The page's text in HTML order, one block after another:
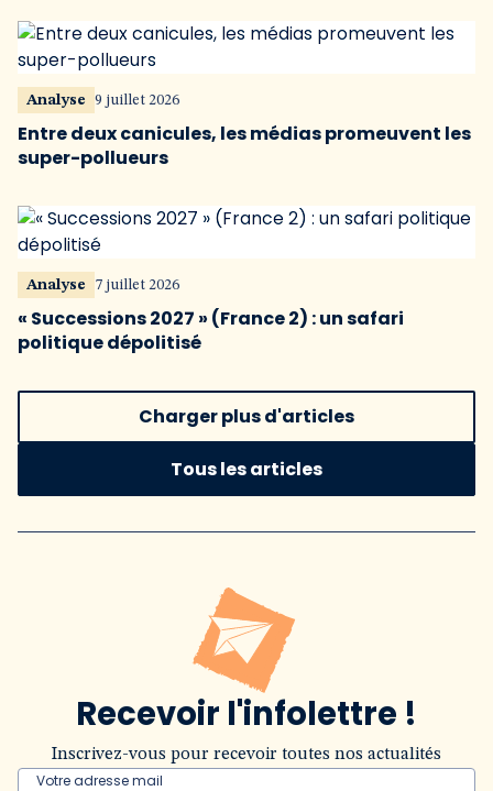
Analyse 9 juillet 2026
Entre deux canicules, les médias promeuvent les
super-pollueurs
Analyse 7 juillet 2026
« Successions 2027 » (France 2) : un safari
politique dépolitisé
Charger plus d'articles
Tous les articles
Recevoir l'infolettre !
Inscrivez-vous pour recevoir toutes nos actualités
Votre adresse mail